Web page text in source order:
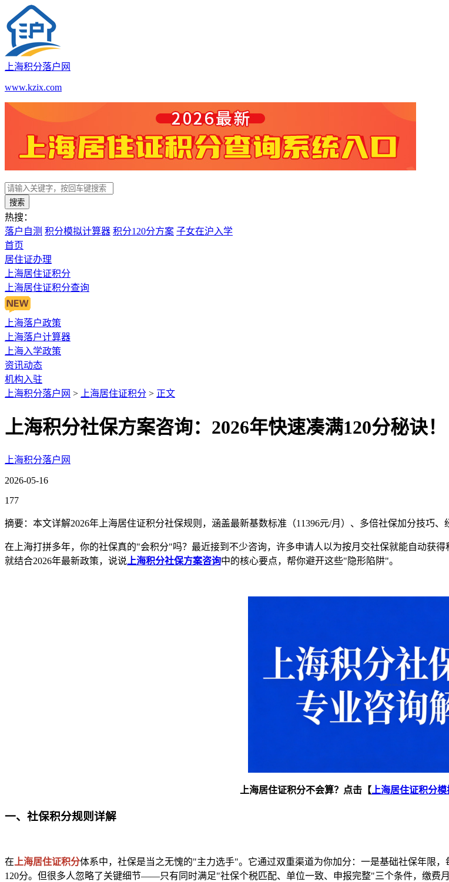
上海积分落户网
www.kzix.com
搜索
热搜：
落户自测 积分模拟计算器 积分120分方案 子女在沪入学
首页
居住证办理
上海居住证积分
上海居住证积分查询
上海落户政策
上海落户计算器
上海入学政策
资讯动态
机构入驻
上海积分落户网 > 上海居住证积分 > 正文
上海积分社保方案咨询：2026年快速凑满120分秘诀！
上海积分落户网
2026-05-16
177
摘要：本文详解2026年上海居住证积分社保规则，涵盖最新基数标准（11396元/月）、多倍社保加分技巧
在上海打拼多年，你的社保真的"会积分"吗？最近接到不少咨询，许多申请人以为按月交社保就能自动获
就结合2026年最新政策，说说 上海积分社保方案咨询中的核心要点，帮你避开这些"隐形陷阱"。
上海居住证积分不会算？点击【 上海居住证积分
一、社保积分规则详解
在 上海居住证积分体系中，社保是当之无愧的"主力选手"。它通过双重渠道为你加分：一是基础社保年限
120分。但很多人忽略了关键细节——只有同时满足"社保个税匹配、单位一致、申报完整"三个条件，缴费月